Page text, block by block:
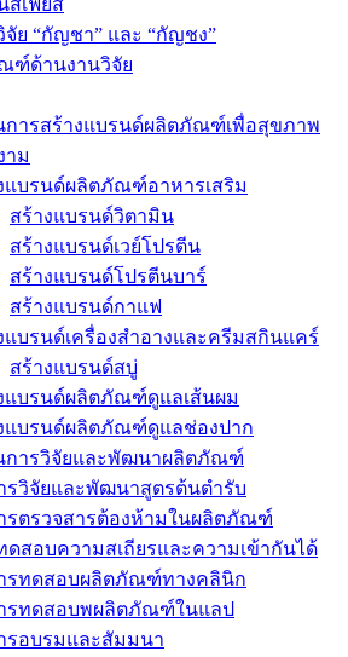
สเฟียส์
จัย “กัญชา” และ “กัญชง”
ฑ์ด้านงานวิจัย
การสร้างแบรนด์ผลิตภัณฑ์เพื่อสุขภาพ
าม
แบรนด์ผลิตภัณฑ์อาหารเสริม
สร้างแบรนด์วิตามิน
สร้างแบรนด์เวย์โปรตีน
สร้างแบรนด์โปรตีนบาร์
สร้างแบรนด์กาแฟ
แบรนด์เครื่องสำอางและครีมสกินแคร์
สร้างแบรนด์สบู่
แบรนด์ผลิตภัณฑ์ดูแลเส้นผม
แบรนด์ผลิตภัณฑ์ดูแลช่องปาก
การวิจัยและพัฒนาผลิตภัณฑ์
รวิจัยและพัฒนาสูตรต้นตำรับ
รตรวจสารต้องห้ามในผลิตภัณฑ์
ดสอบความสเถียรและความเข้ากันได้
รทดสอบผลิตภัณฑ์ทางคลินิก
รทดสอบพผลิตภัณฑ์ในแลป
รอบรมและสัมมนา